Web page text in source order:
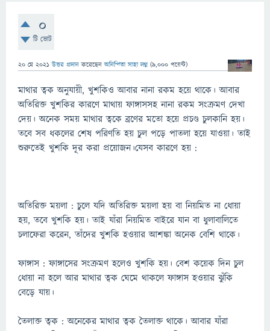
0
টি ভোট
20 মে 2021 উত্তর প্রদান করেছেনঅনিন্দিতা সাহা লগ্ন (9,000 পয়েন্ট)
মাথার ত্বক অনুযায়ী, খুশকিও আবার নানা রকম হয়ে থাকে। আবার
অতিরিক্ত খুশকির কারণে মাথায় ফাঙ্গাসসহ নানা রকম সংক্রমণ দেখা
দেয়। অনেক সময় মাথার ত্বকে ব্রণের মতো হয়ে প্রচণ্ড চুলকানি হয়।
তবে সব ধকলের শেষ পরিণতি হয় চুল পড়ে পাতলা হয়ে যাওয়া। তাই
শুরুতেই খুশকি দূর করা প্রয়োজন।যেসব কারণে হয় :
অতিরিক্ত ময়লা : চুলে যদি অতিরিক্ত ময়লা হয় বা নিয়মিত না ধোয়া
হয়, তবে খুশকি হয়। তাই যাঁরা নিয়মিত বাইরে যান বা ধুলাবালিতে
চলাফেরা করেন, তাঁদের খুশকি হওয়ার আশঙ্কা অনেক বেশি থাকে।
ফাঙ্গাস : ফাঙ্গাসের সংক্রমণ হলেও খুশকি হয়। বেশ কয়েক দিন চুল
ধোয়া না হলে আর মাথার ত্বক ঘেমে থাকলে ফাঙ্গাস হওয়ার ঝুঁকি
বেড়ে যায়।
তৈলাক্ত ত্বক : অনেকের মাথার ত্বক তৈলাক্ত থাকে। আবার যাঁরা